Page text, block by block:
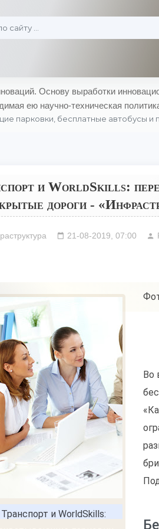
Основу выработки
ею научно-техническая
парковки, бесплатные автобусы и
и WorldSkills:
дороги -
21-08-2019, 07:00
Во